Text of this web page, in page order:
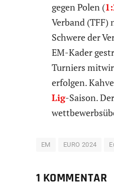
gegen Polen (
Verband
Schwere der
EM-Kader
Turniers
erfolgen.
Lig-Saison.
EM EURO 2024
1 KOMMENTAR